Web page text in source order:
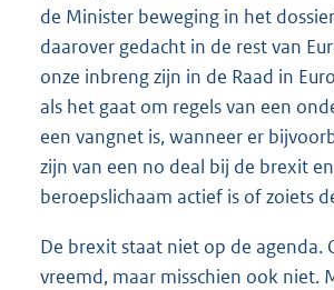
de Minister beweging in het
daarover gedacht in de rest van
onze inbreng zijn in de Raad in
als het gaat om regels van een
een vangnet is, wanneer er
zijn van een no deal bij de brexit
beroepslichaam actief is of zoiets
De brexit staat niet op de agenda.
vreemd, maar misschien ook niet.